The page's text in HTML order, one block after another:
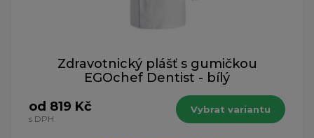
Zdravotnický plášť s gumičkou
EGOchef Dentist - bílý
od 819 Kč
s DPH
Vybrat variantu